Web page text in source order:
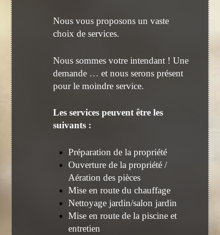
Nous vous proposons un vaste
choix de services.
Nous sommes votre intendant ! Une
demande … et nous serons présent
pour le moindre service.
Les services peuvent être les
suivants :
Préparation de la propriété
Ouverture de la propriété /
Aération des pièces
Mise en route du chauffage
Nettoyage jardin/salon jardin
Mise en route de la piscine et
entretien